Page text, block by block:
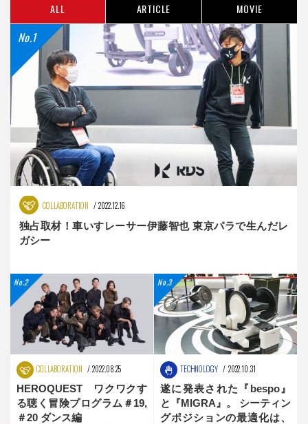
ALL ARTICLE MOVIE
COLLABORATION 2022.12.16
独占取材！車いすレーサー伊藤智也 東京パラで生んだレ
ガシー
COLLABORATION 2022.08.25
HEROQUEST ワクワクす
る聴く冒険プログラム＃19,
＃20 ダンス編
TECHNOLOGY 2022.10.31
遂に発表された『bespo』
と『MIGRA』。 シーティン
グポジションの最適化は、